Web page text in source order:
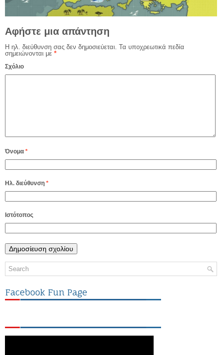
Αφήστε μια απάντηση
Η ηλ. διεύθυνση σας δεν δημοσιεύεται. Τα υποχρεωτικά πεδία
σημειώνονται με *
Σχόλιο
Όνομα *
Ηλ. διεύθυνση *
Ιστότοπος
Facebook Fun Page